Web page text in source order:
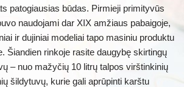
patogiausias būdas. Pirmieji primityvūs
naudojami dar XIX amžiaus pabaigoje,
ir dujiniai modeliai tapo masiniu produktu
Šiandien rinkoje rasite daugybę skirtingų
– nuo mažyčių 10 litrų talpos virštinkinių
šildytuvų, kurie gali aprūpinti karštu